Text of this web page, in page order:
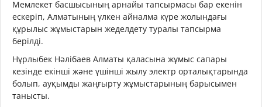
Мемлекет басшысының арнайы тапсырмасы бар екенін
ескеріп, Алматының үлкен айналма күре жолындағы
құрылыс жұмыстарын жеделдету туралы тапсырма
берілді.
Нұрлыбек Нәлібаев Алматы қаласына жұмыс сапары
кезінде екінші және үшінші жылу электр орталықтарында
болып, ауқымды жаңғырту жұмыстарының барысымен
танысты.